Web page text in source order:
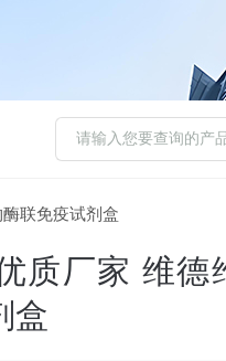
联免疫试剂盒
质厂家 维德
盒